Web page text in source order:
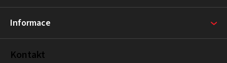
í
Informace
Kontakt